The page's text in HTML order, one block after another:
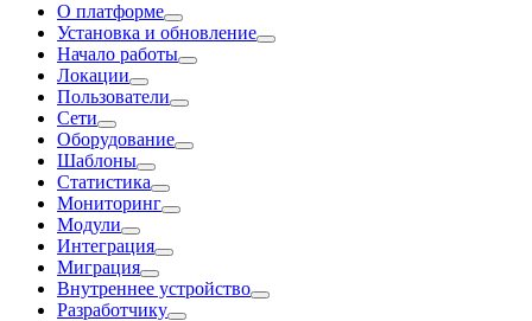
О платформе
Установка и обновление
Начало работы
Локации
Пользователи
Сети
Оборудование
Шаблоны
Статистика
Мониторинг
Модули
Интеграция
Миграция
Внутреннее устройство
Разработчику